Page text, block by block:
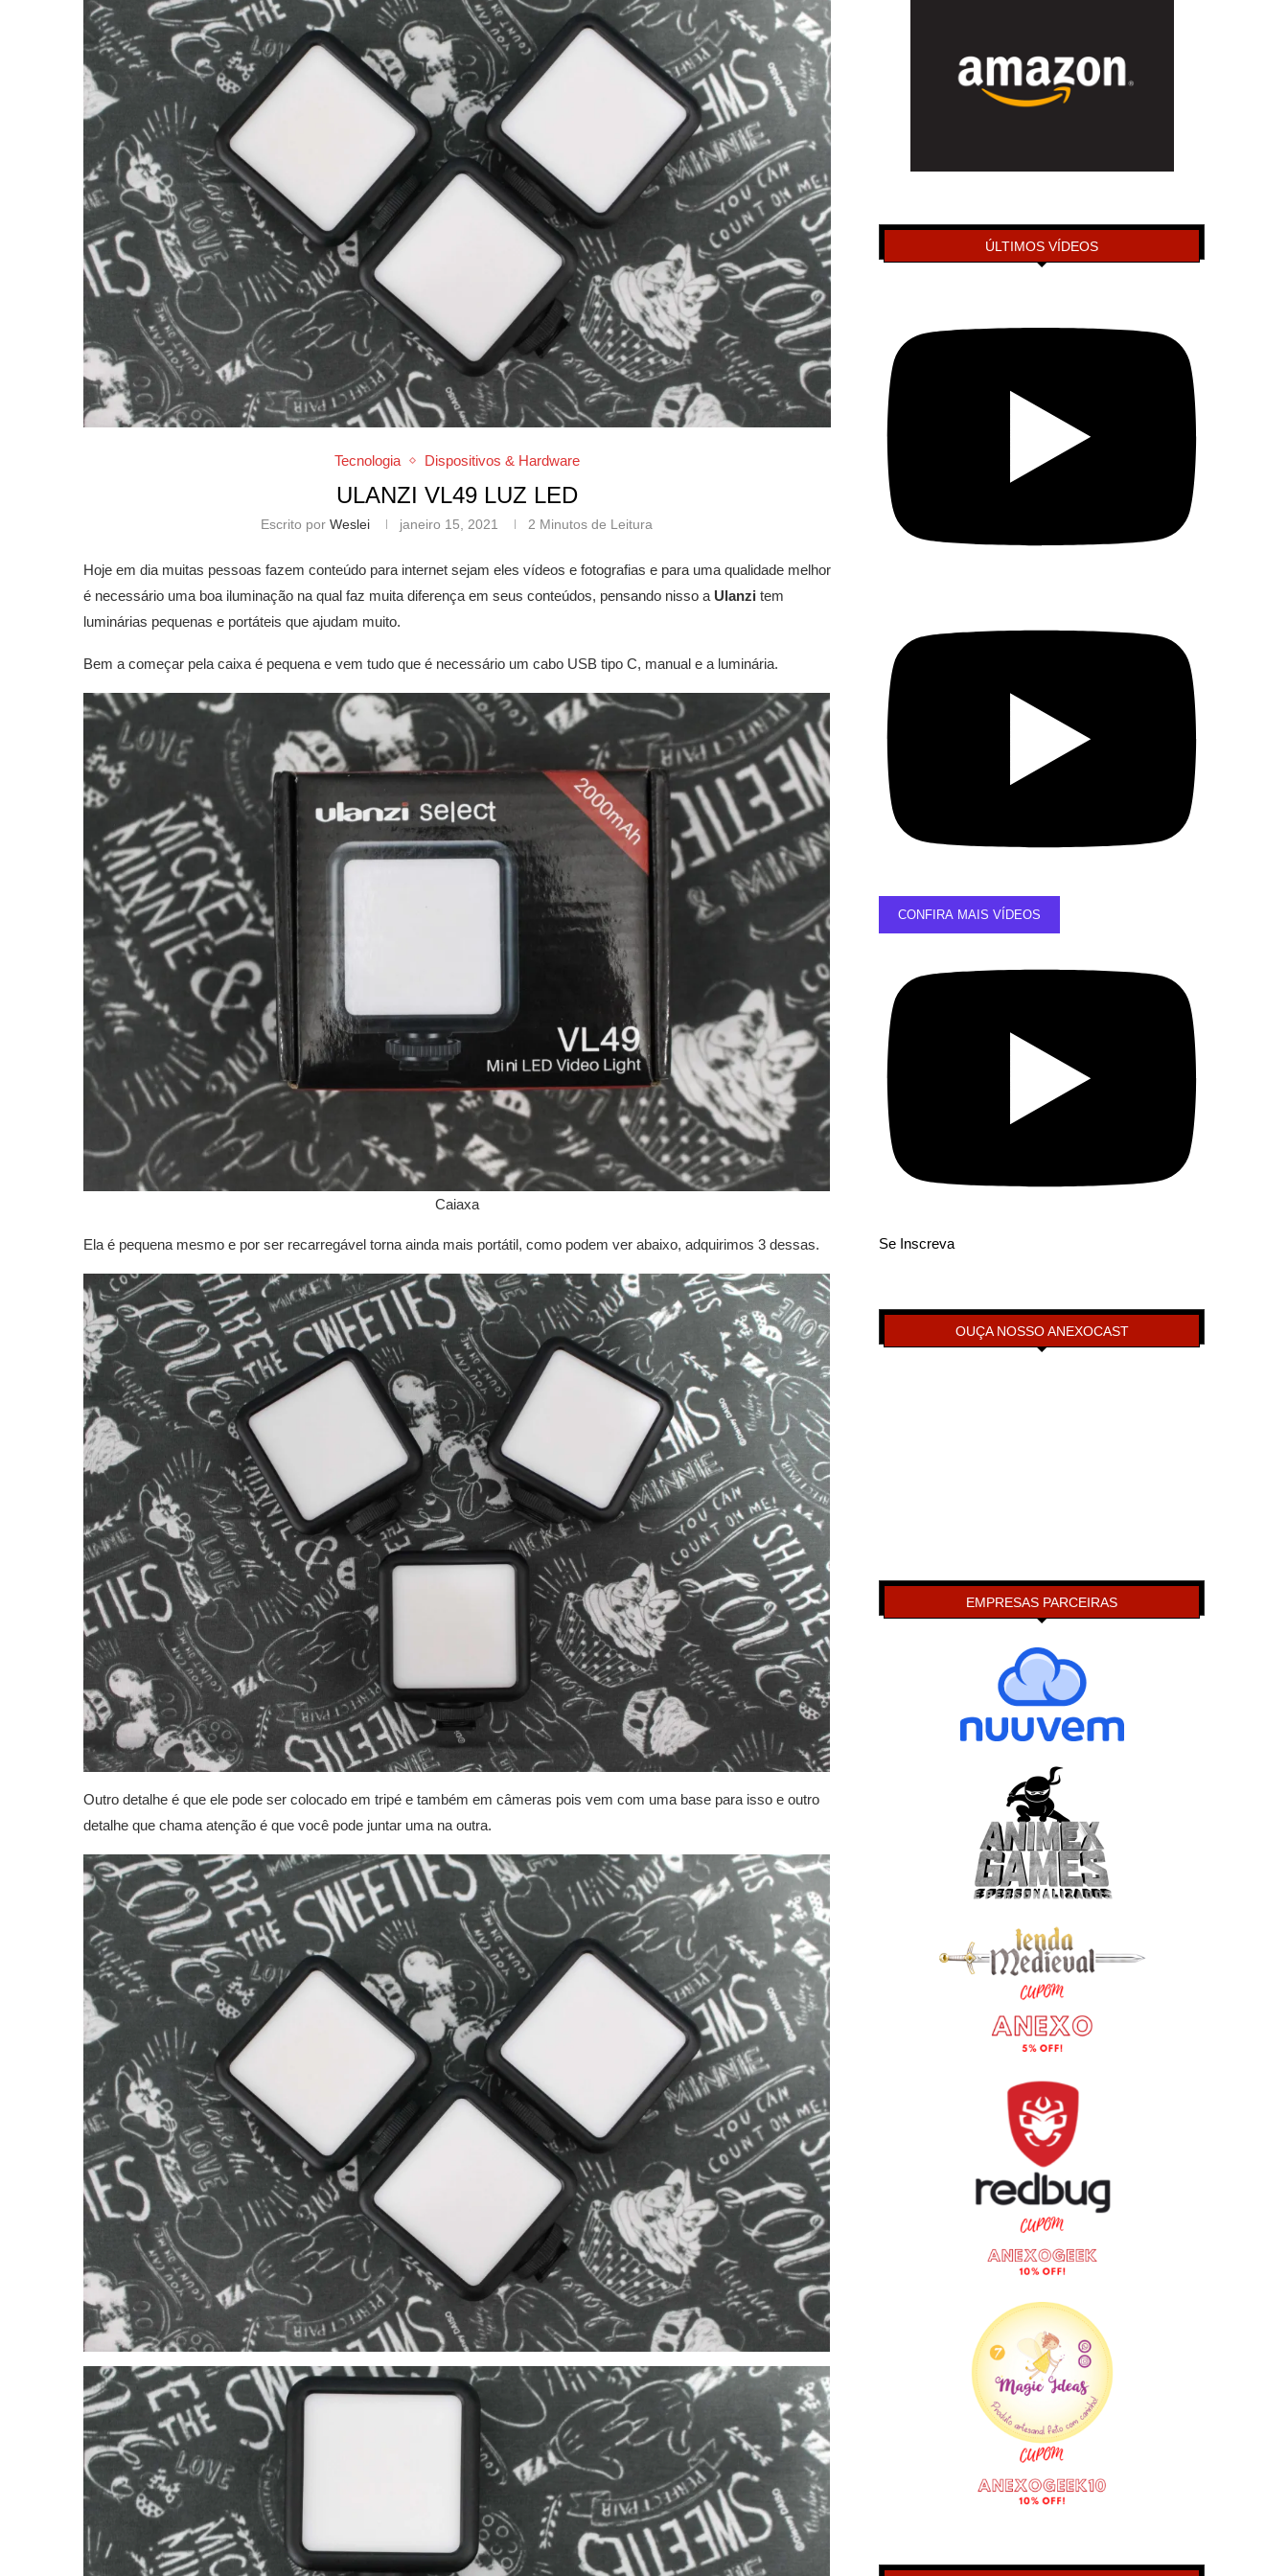
Tecnologia Dispositivos & Hardware
ULANZI VL49 LUZ LED
Escrito porWeslei janeiro 15, 2021 2 Minutos de Leitura
Hoje em dia muitas pessoas fazem conteúdo para internet sejam eles vídeos e fotografias e para uma qualidade melhor
é necessário uma boa iluminação na qual faz muita diferença em seus conteúdos, pensando nisso a Ulanzi tem
luminárias pequenas e portáteis que ajudam muito.
Bem a começar pela caixa é pequena e vem tudo que é necessário um cabo USB tipo C, manual e a luminária.
Caiaxa
Ela é pequena mesmo e por ser recarregável torna ainda mais portátil, como podem ver abaixo, adquirimos 3 dessas.
Outro detalhe é que ele pode ser colocado em tripé e também em câmeras pois vem com uma base para isso e outro
detalhe que chama atenção é que você pode juntar uma na outra.
ÚLTIMOS VÍDEOS
CONFIRA MAIS VÍDEOS
Se Inscreva
OUÇA NOSSO ANEXOCAST
EMPRESAS PARCEIRAS